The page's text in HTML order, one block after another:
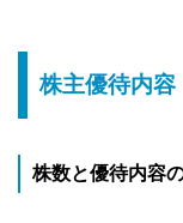
株主優待内容
株数と優待内容